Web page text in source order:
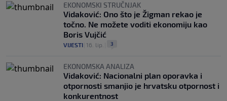
EKONOMSKI STRUČNJAK
Vidaković: Ono što je Žigman rekao je
točno. Ne možete voditi ekonomiju kao
Boris Vujčić
VIJESTI 16. lip. 3
EKONOMSKA ANALIZA
Vidaković: Nacionalni plan oporavka i
otpornosti smanjio je hrvatsku otpornost i
konkurentnost